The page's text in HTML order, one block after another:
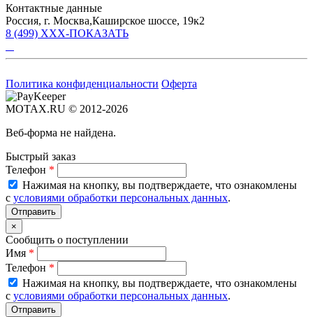
Контактные данные
Россия, г. Москва,Каширское шоссе, 19к2
8 (499) XXX-ПОКАЗАТЬ
Политика конфиденциальности Оферта
MOTAX.RU © 2012-2026
Веб-форма не найдена.
Быстрый заказ
Телефон *
Нажимая на кнопку, вы подтверждаете, что ознакомлены
с условиями обработки персональных данных.
×
Сообщить о поступлении
Имя *
Телефон *
Нажимая на кнопку, вы подтверждаете, что ознакомлены
с условиями обработки персональных данных.